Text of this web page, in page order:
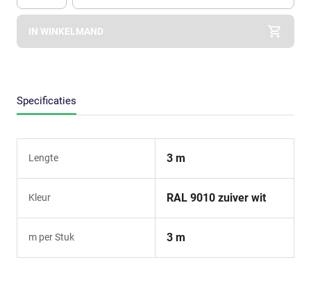
Apok.Product.Detail.AddToCart.Quantity (Optioneel)
IN WINKELMAND
Specificaties
Lengte 3 m
Kleur RAL 9010 zuiver wit
m per Stuk 3 m